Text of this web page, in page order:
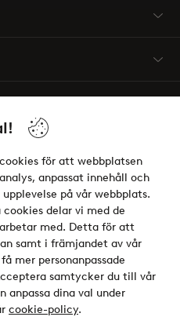
för att webbplatsen
anpassat innehåll och
på vår webbplats.
cookies delar vi med de
med. Detta för att
samt i främjandet av vår
mer personanpassade
samtycker du till vår
anpassa dina val under
cookie-policy.
direkt eller dela upp
våra betalalternativ?